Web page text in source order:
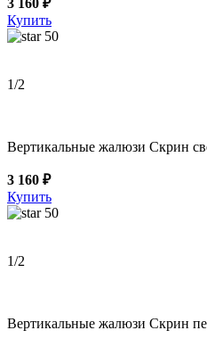
Купить
50
1/2
Вертикальные жалюзи Скрин
3 160 ₽
Купить
50
1/2
Вертикальные жалюзи Скрин